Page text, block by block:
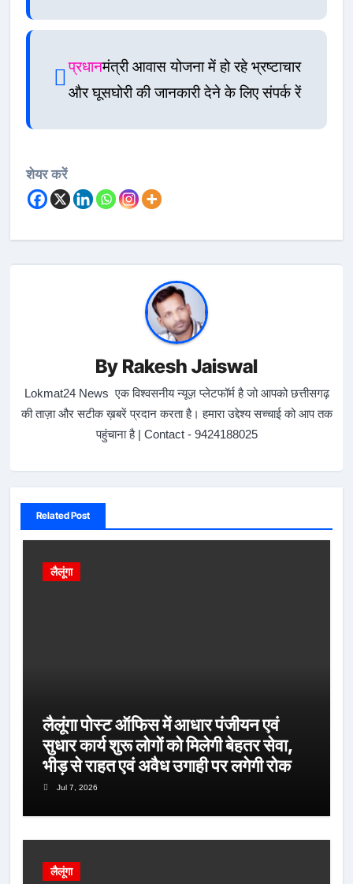
प्रधानमंत्री आवास योजना में हो रहे भ्रष्टाचार
और घूसघोरी की जानकारी देने के लिए संपर्क रें
शेयर करें
By Rakesh Jaiswal
Lokmat24 News एक विश्वसनीय न्यूज़ प्लेटफॉर्म है जो आपको छत्तीसगढ़
की ताज़ा और सटीक ख़बरें प्रदान करता है। हमारा उद्देश्य सच्चाई को आप तक
पहुंचाना है | Contact - 9424188025
Related Post
लैलूंगा
लैलूंगा पोस्ट ऑफिस में आधार पंजीयन एवं
सुधार कार्य शुरू लोगों को मिलेगी बेहतर सेवा,
भीड़ से राहत एवं अवैध उगाही पर लगेगी रोक
Jul 7, 2026
लैलूंगा